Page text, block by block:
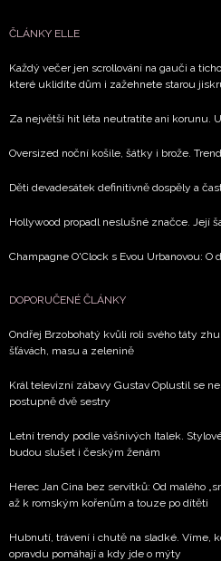
ČLÁNKY ELLE
Každý večer jen scrollování na gauči a
které uklidíte dům i zažehnete starou
Za největší hit léta neutratíte ani korunu.
Oversized noční košile, šátky i brože.
Děti devadesátek definitivně dospěly a
Hollywood propadl neslušné značce. Její
Champagne O'Clock s Evou Urbanovou: O
DOPORUČENÉ ČLÁNKY
Ondřej Brzobohatý kvůli roli svého táty
šťávách, masu a zelenině
Král televizní zábavy Gustav Oplustil se
postupně dvě sestry
Letní trendy podle vášnivých Italek.
budou slušet i českým ženám
Herec Jan Cina bez servítků: Od malého
až k romským kořenům a touze po dítěti
Hubnutí, trávení i chutě na sladké. Víme,
opravdu pomáhají a kdy jde o mýty